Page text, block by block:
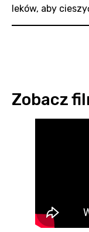
leków, aby
Zobacz